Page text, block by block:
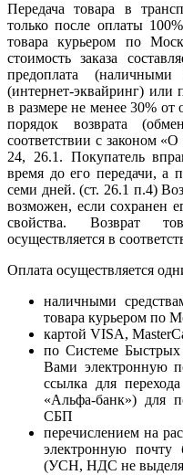
Передача товара в
только после оплаты
товара курьером по
стоимость заказа
предоплата
(интернет-эквайринг) или
в размере не менее 30% от
порядок возврата
соответствии с законом
24, 26.1. Покупатель
время до его передачи, а
семи дней. (ст. 26.1 п.4)
возможен, если сохранен
свойства. Возврат
осуществляется в
Оплата осуществляется
наличными
товара курьером по
картой VISA,
по Системе
Вами электронную
ссылка для
«Альфа-банк») для
СБП
перечислением на
электронную почту
(УСН, НДС не